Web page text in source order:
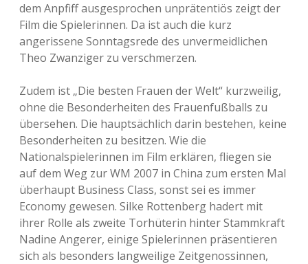
dem Anpfiff ausgesprochen unprätentiös zeigt der
Film die Spielerinnen. Da ist auch die kurz
angerissene Sonntagsrede des unvermeidlichen
Theo Zwanziger zu verschmerzen.
Zudem ist „Die besten Frauen der Welt“ kurzweilig,
ohne die Besonderheiten des Frauenfußballs zu
übersehen. Die hauptsächlich darin bestehen, keine
Besonderheiten zu besitzen. Wie die
Nationalspielerinnen im Film erklären, fliegen sie
auf dem Weg zur WM 2007 in China zum ersten Mal
überhaupt Business Class, sonst sei es immer
Economy gewesen. Silke Rottenberg hadert mit
ihrer Rolle als zweite Torhüterin hinter Stammkraft
Nadine Angerer, einige Spielerinnen präsentieren
sich als besonders langweilige Zeitgenossinnen,